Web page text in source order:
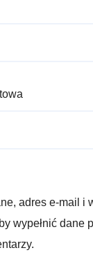
adres e-mail i
wypełnić dane